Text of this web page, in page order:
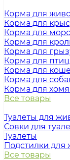
Корма для
Корма для
Корма для
Корма для
Корма для
Корма для птиц
Корма для
Корма для
Корма для
Все товары
Туалеты для
Совки для
Туалеты
Подстилки для
Все товары